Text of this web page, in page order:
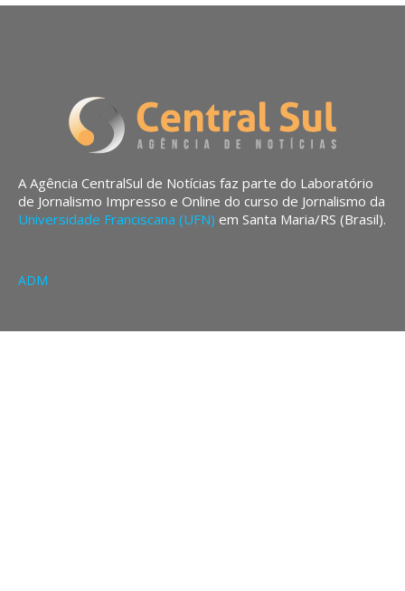
A Agência CentralSul de Notícias faz parte do Laboratório
de Jornalismo Impresso e Online do curso de Jornalismo da
Universidade Franciscana (UFN) em Santa Maria/RS (Brasil).
ADM